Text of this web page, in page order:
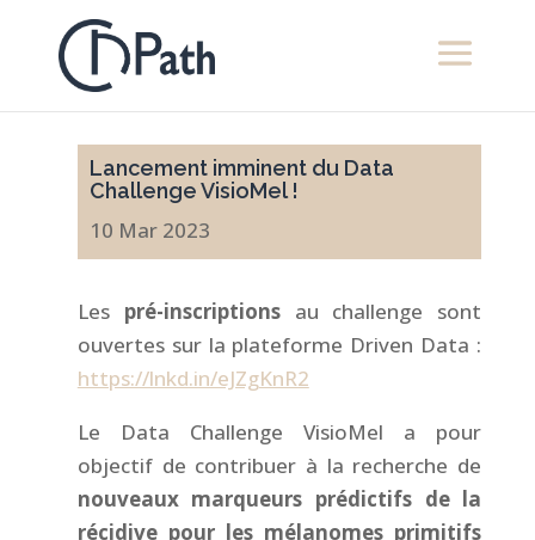
Lancement imminent du Data
Challenge VisioMel !
10 Mar 2023
Les pré-inscriptionsau challenge sont
ouvertes sur la plateforme Driven Data :
https://lnkd.in/eJZgKnR2
Le Data Challenge VisioMel a pour
objectif de contribuer à la recherche de
nouveaux marqueurs prédictifs de la
récidive pour les mélanomes primitifs